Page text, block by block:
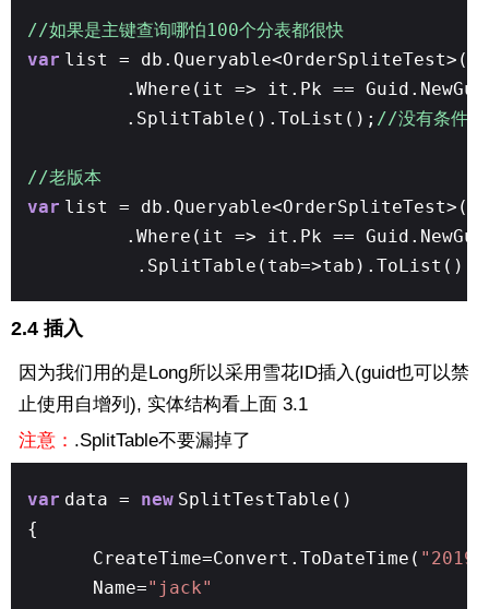
//如果是主键查询哪怕100个分表都很快
var list = db.Queryable<OrderSpliteTest>()
.Where(it => it.Pk ==
.SplitTable().ToList(); //没有条件就
//老版本
var list = db.Queryable<OrderSpliteTest>()
.Where(it => it.Pk ==
.SplitTable(tab=>tab).ToList();
2.4 插入
因为我们用的是Long所以采用雪花ID插入(guid也可以禁
止使用自增列), 实体结构看上面 3.1
注意： .SplitTable不要漏掉了
var data = new SplitTestTable()
{
CreateTime=Convert.ToDateTime(
Name="jack"